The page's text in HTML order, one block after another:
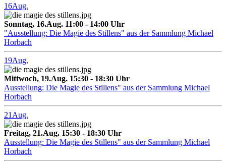
16Aug.
Sonntag, 16.Aug. 11:00 - 14:00 Uhr
"Ausstellung: Die Magie des Stillens" aus der Sammlung Michael
Horbach
19Aug.
Mittwoch, 19.Aug. 15:30 - 18:30 Uhr
Ausstellung: Die Magie des Stillens" aus der Sammlung Michael
Horbach
21 Aug.
Freitag, 21.Aug. 15:30 - 18:30 Uhr
Ausstellung: Die Magie des Stillens" aus der Sammlung Michael
Horbach